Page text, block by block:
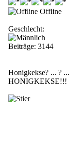
Offline
Geschlecht:
Beiträge: 3144
Honigkekse? ... ? ...
HONIGKEKSE!!!